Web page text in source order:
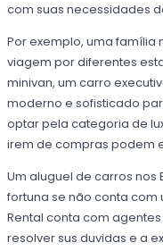
com suas necessidades
Por exemplo, uma
viagem por diferentes
minivan, um carro
moderno e sofisticado
optar pela categoria de
irem de compras podem
Um aluguel de carros nos
fortuna se não conta com
Rental conta com
resolver sus duvidas e a